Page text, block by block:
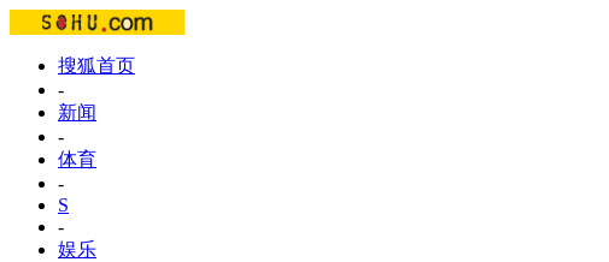
搜狐首页
-
新闻
-
体育
-
S
-
娱乐